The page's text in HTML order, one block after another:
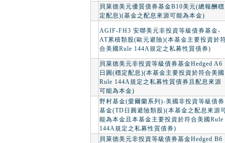
貝萊德美元優質債券基金B10美元(總報酬穩
定配息)(基金之配息來源可能為本金)
AGIF-FH3 安聯美元非投資等級債券基金-
AT累積類股(歐元避險)(本基金主要投資於
合美國Rule 144A規定之私募性質債券)
貝萊德美元非投資等級債券基金Hedged A6
日圓(穩定配息)(本基金主要投資於符合美國
Rule 144A規定之私募性質債券且配息來源
可能為本金)
野村基金(愛爾蘭系列)-美國非投資等級債券
基金(TD日圓避險類股)(本基金之配息來源
能為本金且本基金主要投資於符合美國Rule
144A規定之私募性質債券)
貝萊德美元非投資等級債券基金Hedged B6